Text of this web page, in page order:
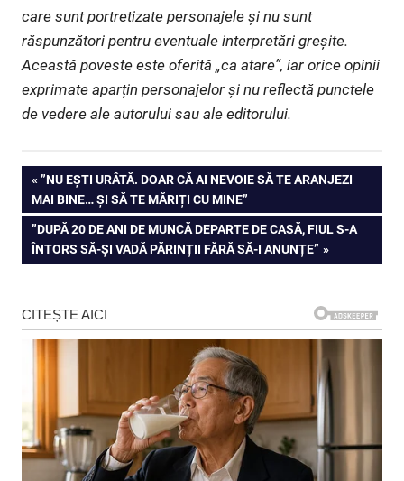
care sunt portretizate personajele și nu sunt
răspunzători pentru eventuale interpretări greșite.
Această poveste este oferită „ca atare”, iar orice opinii
exprimate aparțin personajelor și nu reflectă punctele
de vedere ale autorului sau ale editorului.
Navigare
în
articole
PREVIOUS
POST:
”NU EȘTI URÂTĂ. DOAR CĂ AI NEVOIE SĂ TE ARANJEZI
MAI BINE… ȘI SĂ TE MĂRIȚI CU MINE”
NEXT
POST:
”DUPĂ 20 DE ANI DE MUNCĂ DEPARTE DE CASĂ, FIUL S-A
ÎNTORS SĂ-ȘI VADĂ PĂRINȚII FĂRĂ SĂ-I ANUNȚE”